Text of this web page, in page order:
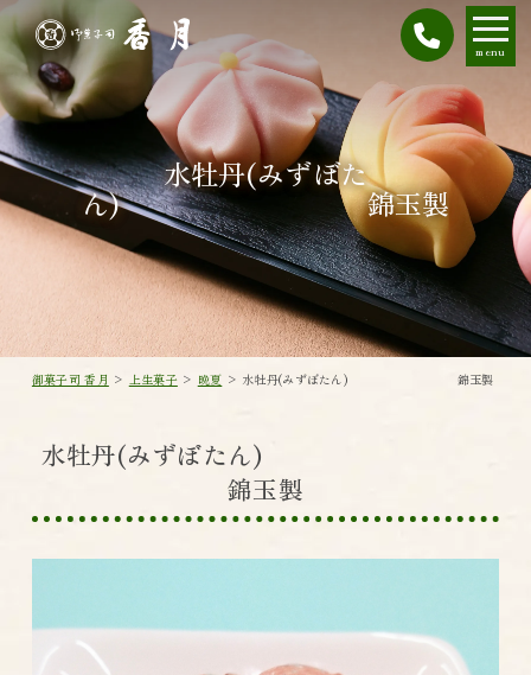
menu
水牡丹(みずぼた
ん) 錦玉製
御菓子司 香月 > 上生菓子 > 晩夏 > 水牡丹(みずぼたん) 錦玉製
水牡丹(みずぼたん)
錦玉製